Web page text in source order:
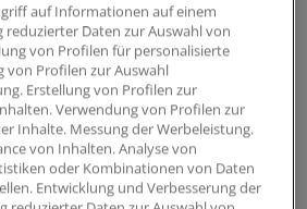
und Technologietransfer in die
dazu viel in die
Einrichtungen. Ein
Nationale Centrum für
Heidelberg, in dem wir mit
auf Informationen auf einem
reduzierter Daten zur Auswahl von
von Profilen für personalisierte
von Profilen zur Auswahl
Erstellung von Profilen zur
Verwendung von Profilen zur
Inhalte. Messung der Werbeleistung.
von Inhalten. Analyse von
oder Kombinationen von Daten
Entwicklung und Verbesserung der